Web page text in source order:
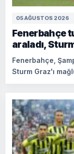
05 AĞUSTOS 2026
Fenerbahçe
araladı,
Fenerbahçe,
Sturm Graz'ı